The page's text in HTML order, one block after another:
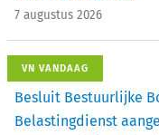
7 augustus 2026
VN VANDAAG
Besluit Bestuurlijke
Belastingdienst